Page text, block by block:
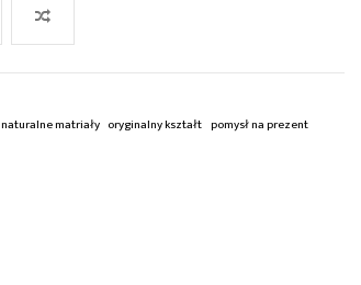
naturalne matriały oryginalny kształt pomysł na prezent